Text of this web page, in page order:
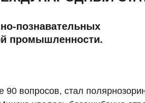
познавательных
промышленности.
вопросов, стал